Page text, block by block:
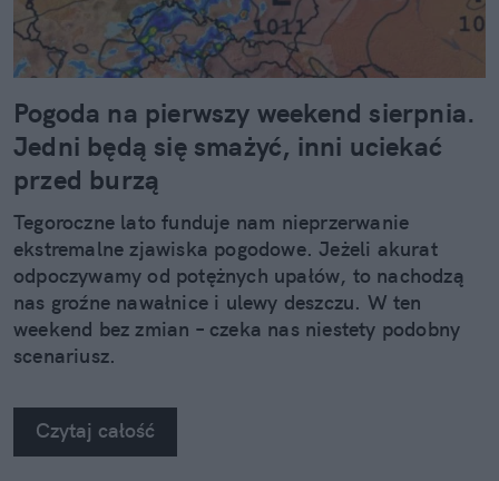
Pogoda na pierwszy weekend sierpnia.
Jedni będą się smażyć, inni uciekać
przed burzą
Tegoroczne lato funduje nam nieprzerwanie
ekstremalne zjawiska pogodowe. Jeżeli akurat
odpoczywamy od potężnych upałów, to nachodzą
nas groźne nawałnice i ulewy deszczu. W ten
weekend bez zmian – czeka nas niestety podobny
scenariusz.
Czytaj całość